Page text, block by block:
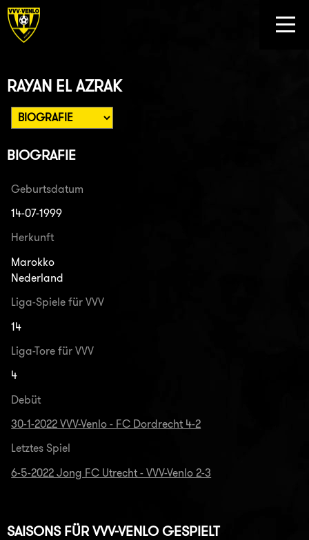
RAYAN EL AZRAK
BIOGRAFIE
Geburtsdatum
14-07-1999
Herkunft
Marokko
Nederland
Liga-Spiele für VVV
14
Liga-Tore für VVV
4
Debüt
30-1-2022 VVV-Venlo - FC Dordrecht 4-2
Letztes Spiel
6-5-2022 Jong FC Utrecht - VVV-Venlo 2-3
SAISONS FÜR VVV-VENLO GESPIELT